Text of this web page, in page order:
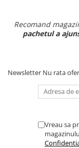
Recomand
pachetul a
Newsletter Nu rata
Vreau sa